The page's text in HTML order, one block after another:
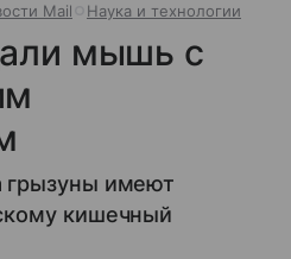
Mail Наука и технологии
мышь с
имеют
кишечный